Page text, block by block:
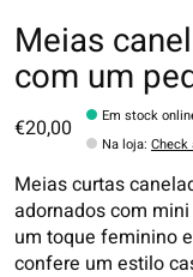
Meias
com um
€20,00
Em stock
Na loja:
Meias curtas
adornados com
um toque feminino
confere um estilo